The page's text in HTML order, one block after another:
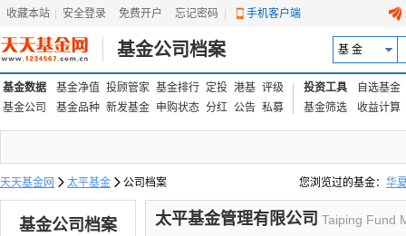
收藏本站 安全登录 免费开户 忘记密码 手机客户端
基金公司档案 基 金
基金数据 基金净值 投顾管家 基金排行 定投 港基 评级
基金公司
基金品种 新发基金 申购状态 分红 公告 私募
投资工具
自选基金
基金筛选
收益计算
天天基金网  太平基金  公司档案 您浏览过的基金： 华
易方达上证中盘ETF联
基金公司档案 太平基金管理有限公司 Taiping Fund